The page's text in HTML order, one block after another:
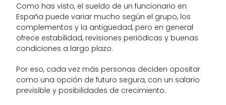
Como has visto, el sueldo de un funcionario en
España puede variar mucho según el grupo, los
complementos y la antigüedad, pero en general
ofrece estabilidad, revisiones periódicas y buenas
condiciones a largo plazo.
Por eso, cada vez más personas deciden opositar
como una opción de futuro segura, con un salario
previsible y posibilidades de crecimiento.